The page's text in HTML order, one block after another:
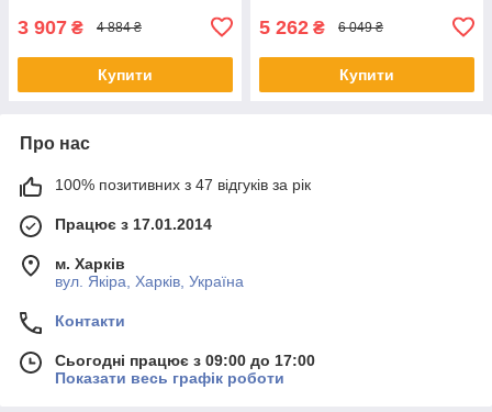
3 907 ₴ 4 884 ₴
Купити
5 262 ₴ 6 049 ₴
Купити
Про нас
100% позитивних з 47 відгуків за рік
Працює з 17.01.2014
м. Харків
вул. Якіра, Харків, Україна
Контакти
Сьогодні працює з 09:00 до 17:00
Показати весь графік роботи